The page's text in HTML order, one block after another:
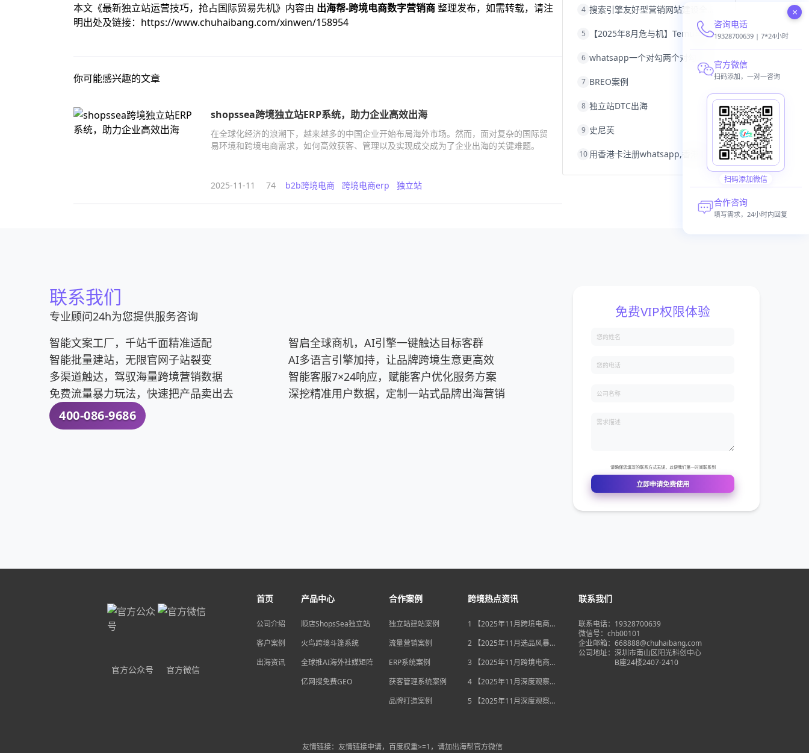
本文《最新独立站运营技巧，抢占国际贸易先机》内容由 出海帮-跨境电商数字营销商整理发布，如需转载，请注
明出处及链接： https://www.chuhaibang.com/xinwen/158954
你可能感兴趣的文章
shopssea跨境独立站ERP系统，助力企业高效出海
在全球化经济的浪潮下，越来越多的中国企业开始布局海外市场。然而，面对复杂的国际贸
易环境和跨境电商需求，如何高效获客、管理以及实现成交成为了企业出海的关键难题。
2025-11-11 74 b2b跨境电商 跨境电商erp 独立站
跨境电商结算浙江跨境电商
跨境电商优势跨境电商的优势seo运营
whatsapp群发
4
5 【2025年8月危与机】Temu再掀封店风暴，独立站才是跨境卖家的避险通道
6
7 BREO案例
8 独立站DTC出海
9 史尼芙
10
联系我们
专业顾问24h为您提供服务咨询
智能文案工厂，千站千面精准适配
智能批量建站，无限官网子站裂变
多渠道触达，驾驭海量跨境营销数据
免费流量暴力玩法，快速把产品卖出去
400-086-9686
智启全球商机，AI引擎一键触达目标客群
AI多语言引擎加持，让品牌跨境生意更高效
智能客服7×24响应，赋能客户优化服务方案
深挖精准用户数据，定制一站式品牌出海营销
官方公众号 官方微信
首页
公司介绍
客户案例
出海资讯
产品中心
顺店ShopsSea独立站
火鸟跨境斗篷系统
全球推AI海外社媒矩阵
亿网搜免费GEO
合作案例
独立站建站案例
流量营销案例
ERP系统案例
获客管理系统案例
品牌打造案例
跨境热点资讯
1 【2025年11月跨境电商大
独立站流量自主权如何突
2 【2025年11月选品风暴】
后，跨境电商如何抢占数字
3 【2025年11月跨境电商新
宽，独立站卖家如何借势突
4 【2025年11月深度观察】
后，跨境电商如何用“自主流
5 【2025年11月深度观察】
联系我们
联系电话：19328700639
微信号：chb00101
企业邮箱：668888@chuhaibang.com
公司地址： 深圳市南山区阳光科创中心
B座24楼2407-2410
友情链接：友情链接申请，百度权重>=1，请加出海帮官方微信
×
咨询电话
19328700639 | 7*24小时
官方微信
扫码添加，一对一咨询
扫码添加微信
合作咨询
填写需求，24小时内回复